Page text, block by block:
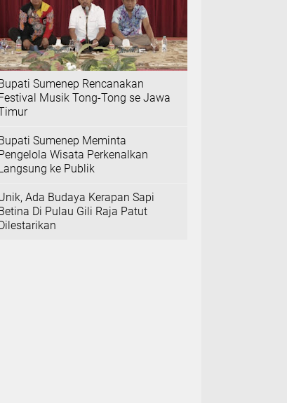
Sumenep Rencanakan
Musik Tong-Tong se Jawa
Sumenep Meminta
Wisata Perkenalkan
ke Publik
Ada Budaya Kerapan Sapi
Di Pulau Gili Raja Patut